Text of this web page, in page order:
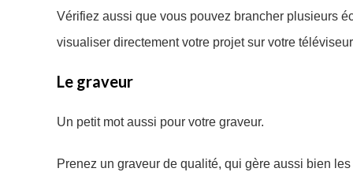
Vérifiez aussi que vous pouvez brancher plusieurs
visualiser directement votre projet sur votre
Le graveur
Un petit mot aussi pour votre graveur.
Prenez un graveur de qualité, qui gère aussi bien